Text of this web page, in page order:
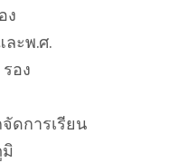
ง
ะพ.ศ.
อง
ดการเรียน